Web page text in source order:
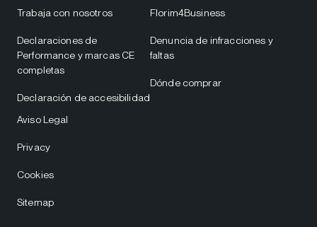
Trabaja con nosotros
Declaraciones de
Performance y marcas CE
completas
Declaración de accesibilidad
Florim4Business
Denuncia de infracciones y
faltas
Dónde comprar
Aviso Legal
Privacy
Cookies
Sitemap